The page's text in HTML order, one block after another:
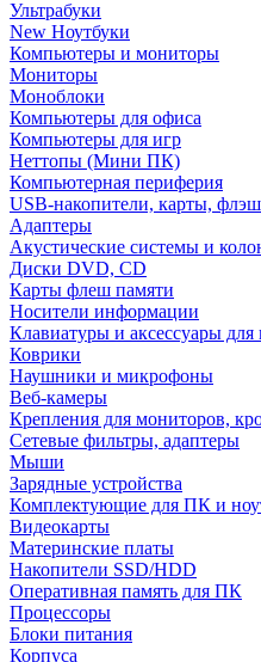
Ультрабуки
New Ноутбуки
Компьютеры и мониторы
Мониторы
Моноблоки
Компьютеры для офиса
Компьютеры для игр
Неттопы (Мини ПК)
Компьютерная периферия
USB-накопители, карты,
Адаптеры
Акустические системы и
Диски DVD, CD
Карты флеш памяти
Носители информации
Клавиатуры и аксессуары для
Коврики
Наушники и микрофоны
Веб-камеры
Крепления для мониторов,
Сетевые фильтры, адаптеры
Мыши
Зарядные устройства
Комплектующие для ПК и
Видеокарты
Материнские платы
Накопители SSD/HDD
Оперативная память для ПК
Процессоры
Блоки питания
Корпуса